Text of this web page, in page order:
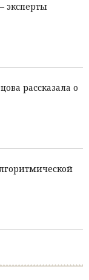
эксперты
рассказала о